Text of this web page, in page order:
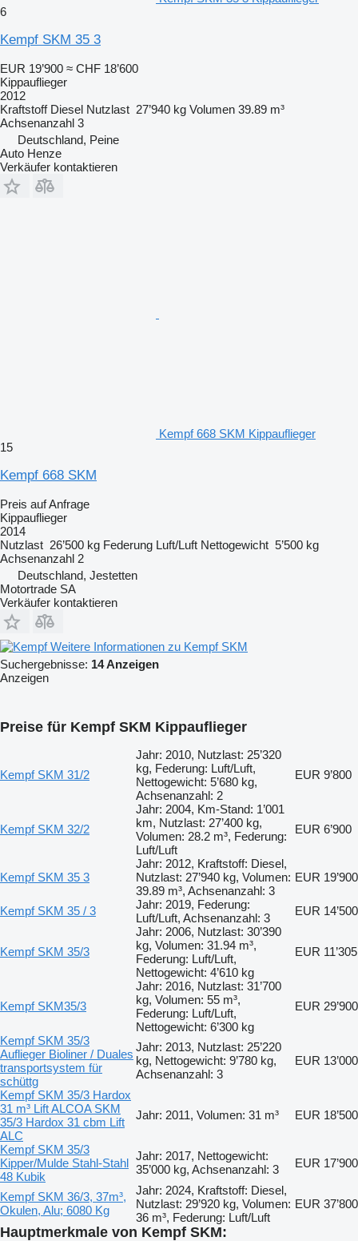
6
Kempf SKM 35 3
EUR 19’900 ≈ CHF 18’600
Kippauflieger
2012
Kraftstoff Diesel Nutzlast 27’940 kg Volumen 39.89 m³
Achsenanzahl 3
Deutschland, Peine
Auto Henze
Verkäufer kontaktieren
Kempf 668 SKM Kippauflieger
15
Kempf 668 SKM
Preis auf Anfrage
Kippauflieger
2014
Nutzlast 26’500 kg Federung Luft/Luft Nettogewicht 5’500 kg
Achsenanzahl 2
Deutschland, Jestetten
Motortrade SA
Verkäufer kontaktieren
Weitere Informationen zu Kempf SKM
Suchergebnisse: 14 Anzeigen
Anzeigen
Preise für Kempf SKM Kippauflieger
Kempf SKM 31/2
Jahr: 2010, Nutzlast: 25’320
kg, Federung: Luft/Luft,
Nettogewicht: 5’680 kg,
Achsenanzahl: 2
EUR 9’800
Kempf SKM 32/2
Jahr: 2004, Km-Stand: 1’001
km, Nutzlast: 27’400 kg,
Volumen: 28.2 m³, Federung:
Luft/Luft
EUR 6’900
Kempf SKM 35 3
Jahr: 2012, Kraftstoff: Diesel,
Nutzlast: 27’940 kg, Volumen:
39.89 m³, Achsenanzahl: 3
EUR 19’900
Kempf SKM 35 / 3
Jahr: 2019, Federung:
Luft/Luft, Achsenanzahl: 3
EUR 14’500
Kempf SKM 35/3
Jahr: 2006, Nutzlast: 30’390
kg, Volumen: 31.94 m³,
Federung: Luft/Luft,
Nettogewicht: 4’610 kg
EUR 11’305
Kempf SKM35/3
Jahr: 2016, Nutzlast: 31’700
kg, Volumen: 55 m³,
Federung: Luft/Luft,
Nettogewicht: 6’300 kg
EUR 29’900
Kempf SKM 35/3
Auflieger Bioliner / Duales
transportsystem für
schüttg
Jahr: 2013, Nutzlast: 25’220
kg, Nettogewicht: 9’780 kg,
Achsenanzahl: 3
EUR 13’000
Kempf SKM 35/3 Hardox
31 m³ Lift ALCOA SKM
35/3 Hardox 31 cbm Lift
ALC
Jahr: 2011, Volumen: 31 m³ EUR 18’500
Kempf SKM 35/3
Kipper/Mulde Stahl-Stahl
48 Kubik
Jahr: 2017, Nettogewicht:
35’000 kg, Achsenanzahl: 3
EUR 17’900
Kempf SKM 36/3, 37m³,
Okulen, Alu; 6080 Kg
Jahr: 2024, Kraftstoff: Diesel,
Nutzlast: 29’920 kg, Volumen:
36 m³, Federung: Luft/Luft
EUR 37’800
Hauptmerkmale von Kempf SKM: